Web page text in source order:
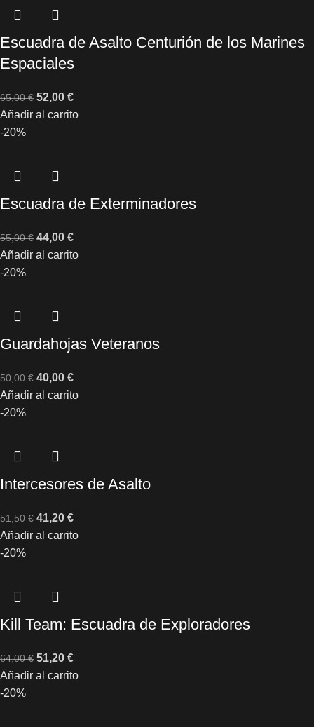
Escuadra de Asalto Centurión de los Marines
Espaciales
65,00€ 52,00 €
Añadir al carrito
-20%
Escuadra de Exterminadores
55,00€ 44,00 €
Añadir al carrito
-20%
Guardahojas Veteranos
50,00€ 40,00 €
Añadir al carrito
-20%
Intercesores de Asalto
51,50€ 41,20 €
Añadir al carrito
-20%
Kill Team: Escuadra de Exploradores
64,00€ 51,20 €
Añadir al carrito
-20%